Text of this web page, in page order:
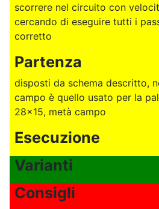
scorrere nel circuito con
cercando di eseguire tutti i
corretto
Partenza
disposti da schema descritto,
campo è quello usato per la
28x15, metà campo
Esecuzione
Varianti
Consigli